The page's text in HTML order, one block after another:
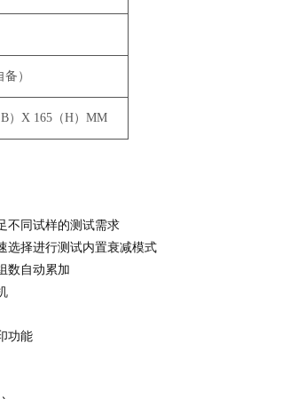
）
）X 165（H）MM
不同试样的测试需求
选择进行测试内置衰减模式
数自动累加
功能